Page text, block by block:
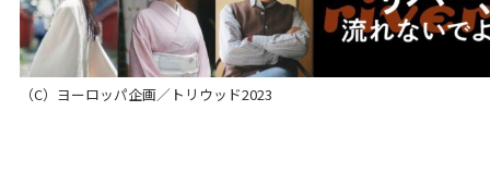
（C）ヨーロッパ企画／トリウッド2023